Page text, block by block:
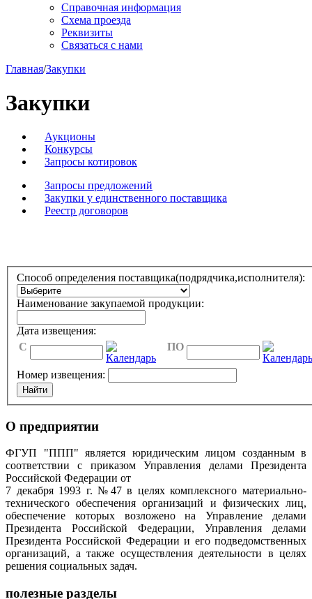
Справочная информация
Схема проезда
Реквизиты
Связаться с нами
Главная/Закупки
Закупки
Аукционы
Конкурсы
Запросы котировок
Запросы предложений
Закупки у единственного поставщика
Реестр договоров
Способ определения поставщика(подрядчика,исполнителя):
Наименование закупаемой продукции:
Дата извещения:
C
ПО
Номер извещения:
О предприятии
ФГУП "ППП" является юридическим лицом созданным в
соответствии с приказом Управления делами Президента
Российской Федерации от
7 декабря 1993 г. №47 в целях комплексного материально-
технического обеспечения организаций и физических лиц,
обеспечение которых возложено на Управление делами
Президента Российской Федерации, Управления делами
Президента Российской Федерации и его подведомственных
организаций, а также осуществления деятельности в целях
решения социальных задач.
полезные разделы